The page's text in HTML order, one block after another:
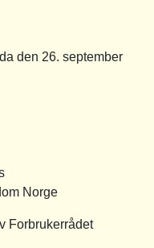
den 26. september
Norge
Forbrukerrådet